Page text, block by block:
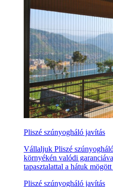
Pliszé szúnyogháló javítás
Vállaljuk Pliszé
környékén valódi
tapasztalattal a hátuk
Pliszé szúnyogháló javítás